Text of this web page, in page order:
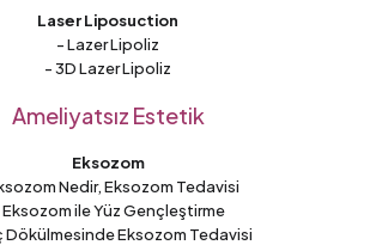
Laser Liposuction
- Lazer Lipoliz
- 3D Lazer Lipoliz
Ameliyatsız Estetik
Eksozom
Nedir, Eksozom Tedavisi
ile Yüz Gençleştirme
Dökülmesinde Eksozom Tedavisi